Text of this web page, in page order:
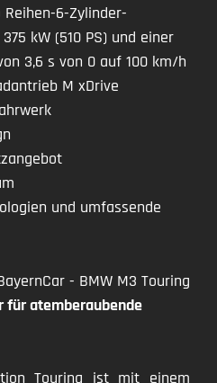
Reihen-6-Zylinder-
kW (510 PS) und einer
3,6 s von 0 auf 100 km/h
M xDrive
und umfassende
für atemberaubende
Touring ist mit einem